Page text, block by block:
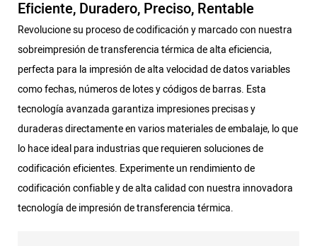
Eficiente, Duradero, Preciso, Rentable
Revolucione su proceso de codificación y marcado con nuestra
sobreimpresión de transferencia térmica de alta eficiencia,
perfecta para la impresión de alta velocidad de datos variables
como fechas, números de lotes y códigos de barras. Esta
tecnología avanzada garantiza impresiones precisas y
duraderas directamente en varios materiales de embalaje, lo que
lo hace ideal para industrias que requieren soluciones de
codificación eficientes. Experimente un rendimiento de
codificación confiable y de alta calidad con nuestra innovadora
tecnología de impresión de transferencia térmica.